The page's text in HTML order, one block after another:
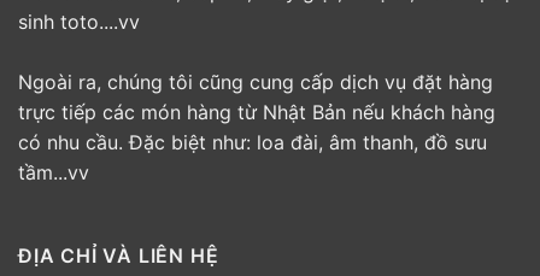
sinh toto....vv
Ngoài ra, chúng tôi cũng cung cấp dịch vụ đặt hàng
trực tiếp các món hàng từ Nhật Bản nếu khách hàng
có nhu cầu. Đặc biệt như: loa đài, âm thanh, đồ sưu
tầm...vv
ĐỊA CHỈ VÀ LIÊN HỆ